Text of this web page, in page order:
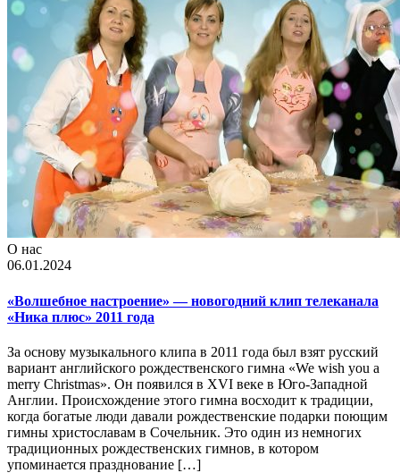
О нас
06.01.2024
«Волшебное настроение» — новогодний клип телеканала
«Ника плюс» 2011 года
За основу музыкального клипа в 2011 года был взят русский
вариант английского рождественского гимна «We wish you a
merry Christmas». Он появился в XVI веке в Юго-Западной
Англии. Происхождение этого гимна восходит к традиции,
когда богатые люди давали рождественские подарки поющим
гимны христославам в Сочельник. Это один из немногих
традиционных рождественских гимнов, в котором
упоминается празднование […]